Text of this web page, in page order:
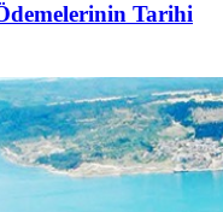
Tarihi